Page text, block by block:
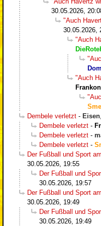
30.05.2026,
"Auch
30.05.2026,
"Auch
"Auch
Dembele verletzt - Eisen
Dembele verletzt -
Dembele verletzt -
Dembele verletzt -
Der Fußball und Sport
30.05.2026, 19:55
Der Fußball und
30.05.2026, 19:57
Der Fußball und Sport
30.05.2026, 19:49
Der Fußball und
30.05.2026, 19:49